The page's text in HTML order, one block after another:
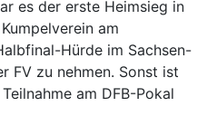
es der erste Heimsieg in
am
Hürde im Sachsen-
FV zu nehmen. Sonst ist
am DFB-Pokal